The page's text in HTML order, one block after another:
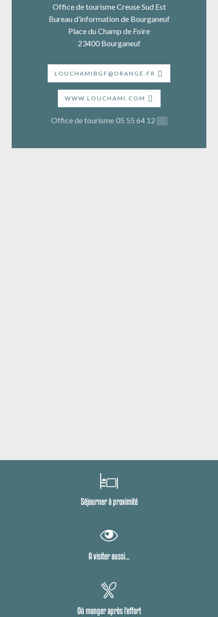
Office de tourisme Creuse Sud Est
Bureau d’information de Bourganeuf
Place du Champ de Foire
23400 Bourganeuf
LOUCHAMIBGF@ORANGE.FR
WWW.LOUCHAMI.COM
Office de tourisme 05 55 64 12 ▒▒
Séjourner à proximité
A visiter aussi...
Où manger après l'effort